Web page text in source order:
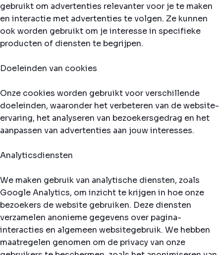
gebruikt om advertenties relevanter voor je te maken
en interactie met advertenties te volgen. Ze kunnen
ook worden gebruikt om je interesse in specifieke
producten of diensten te begrijpen.
Doeleinden van cookies
Onze cookies worden gebruikt voor verschillende
doeleinden, waaronder het verbeteren van de website-
ervaring, het analyseren van bezoekersgedrag en het
aanpassen van advertenties aan jouw interesses.
Analyticsdiensten
We maken gebruik van analytische diensten, zoals
Google Analytics, om inzicht te krijgen in hoe onze
bezoekers de website gebruiken. Deze diensten
verzamelen anonieme gegevens over pagina-
interacties en algemeen websitegebruik. We hebben
maatregelen genomen om de privacy van onze